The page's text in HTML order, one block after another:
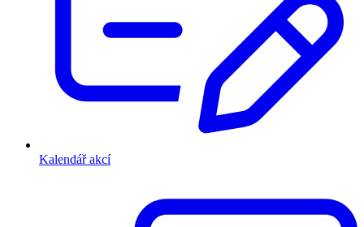
Kalendář akcí